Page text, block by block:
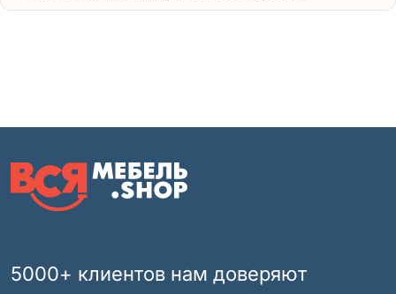
5000+ клиентов нам доверяют